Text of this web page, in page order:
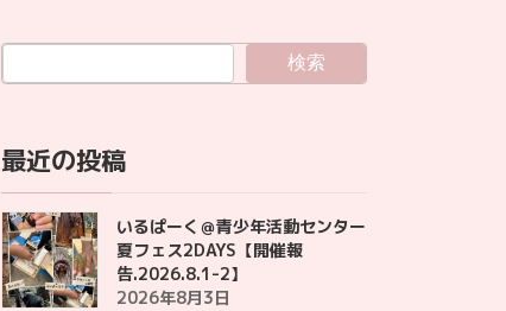
検索
最近の投稿
いるぱーく＠青少年活動センター
夏フェス2DAYS【開催報
告.2026.8.1-2】
2026年8月3日